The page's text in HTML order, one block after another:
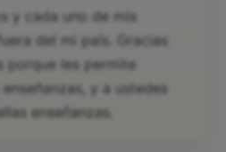
y cada uno de mis
del mi país. Gracias
porque les permite
y a ustedes
enseñanzas.